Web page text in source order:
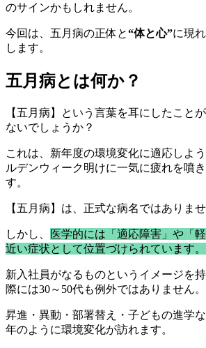
のサインかもしれません。
今回は、五月病の正体と“体と心”に現
します。
五月病とは何か？
【五月病】という言葉を耳にしたこと
ないでしょうか？
これは、新年度の環境変化に適応しよ
ルデンウィーク明けに一気に疲れを噴
す。
【五月病】は、正式な病名ではありませ
しかし、
医学的には「適応障害」や「
近い症状として位置づけられています。
新入社員がなるものというイメージを
際には30～50代も例外ではありません。
昇進・異動・部署替え・子どもの進学
年のように環境変化が訪れます。